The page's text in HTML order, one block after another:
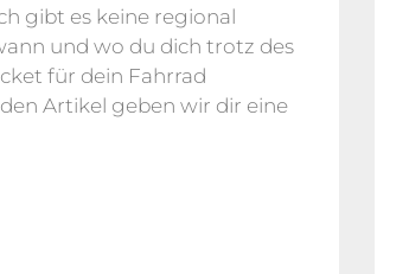
gibt es keine regional
und wo du dich trotz des
für dein Fahrrad
Artikel geben wir dir eine